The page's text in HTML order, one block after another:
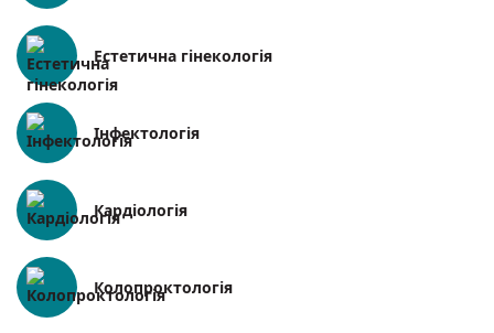
Естетична гінекологія
Інфектологія
Кардіологія
Колопроктологія